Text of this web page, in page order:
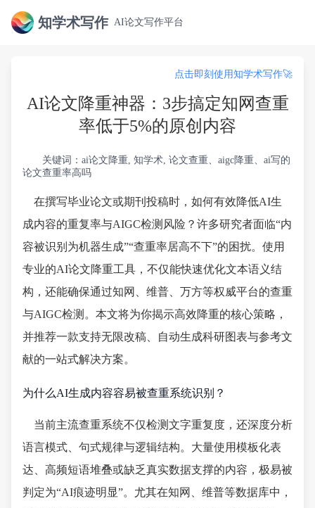
知学术写作 AI论文写作平台
点击即刻使用知学术写作🚀
AI论文降重神器：3步搞定知网查重
率低于5%的原创内容
关键词：ai论文降重, 知学术, 论文查重、aigc降重、ai写的
论文查重率高吗
在撰写毕业论文或期刊投稿时，如何有效降低AI生
成内容的重复率与AIGC检测风险？许多研究者面临“内
容被识别为机器生成”“查重率居高不下”的困扰。使用
专业的AI论文降重工具，不仅能快速优化文本语义结
构，还能确保通过知网、维普、万方等权威平台的查重
与AIGC检测。本文将为你揭示高效降重的核心策略，
并推荐一款支持无限改稿、自动生成科研图表与参考文
献的一站式解决方案。
为什么AI生成内容容易被查重系统识别？
当前主流查重系统不仅检测文字重复度，还深度分析
语言模式、句式规律与逻辑结构。大量使用模板化表
达、高频短语堆叠或缺乏真实数据支撑的内容，极易被
判定为“AI痕迹明显”。尤其在知网、维普等数据库中，